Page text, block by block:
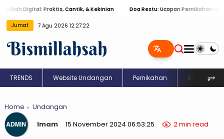
Digital: Praktis, Cantik, & Kekinian Doa Restu: Ucapan Pernikahan Islami
Jumat 7 Agu 2026 12:27:22
TRENDS Website Undangan Pernikahan Aqiqah⥅
Home
Undangan
Imam
15 November 2024 06:53:25 2 min read